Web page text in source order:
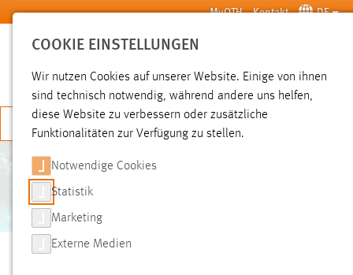
Zum Hauptinhalt springen MyOTH Kontakt DE
SUCHE
JETZT BEWERBEN
ELEKTROTECHNIK, MEDIEN
UND INFORMATIK
Sie sind hier:
Hochschule Fakultäten
COOKIE EINSTELLUNGEN
Wir nutzen Cookies auf unserer Website. Einige von ihnen
sind technisch notwendig, während andere uns helfen,
diese Website zu verbessern oder zusätzliche
Funktionalitäten zur Verfügung zu stellen.
Notwendige Cookies
Statistik
Marketing
Externe Medien